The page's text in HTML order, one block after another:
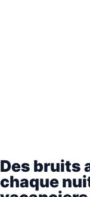
Des bruits
chaque